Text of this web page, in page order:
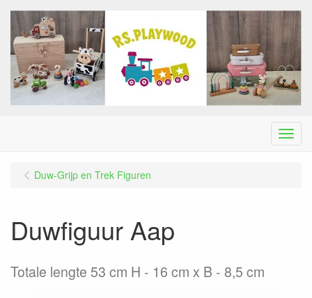
Menu
Duw-Grijp en Trek Figuren
Duwfiguur Aap
Totale lengte 53 cm H - 16 cm x B - 8,5 cm